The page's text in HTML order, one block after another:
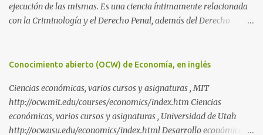
ejecución de las mismas. Es una ciencia íntimamente relacionada
con la Criminología y el Derecho Penal, además del Derecho
como prevención de los delitos y salvaguarda de los principios de
propiamente dicho, es una de las tres partes de la Ciencia Penal,
junto con la parte general (Criminología) y el Derecho Procesal
Penal. Si la parte general se ocupa del delito en sí y la parte
Conocimiento abierto (OCW) de Economía, en inglés
Ciencias económicas, varios cursos y asignaturas , MIT
http://ocw.mit.edu/courses/economics/index.htm Ciencias
económicas, varios cursos y asignaturas , Universidad de Utah
http://ocw.usu.edu/economics/index.html Desarrollo económico y